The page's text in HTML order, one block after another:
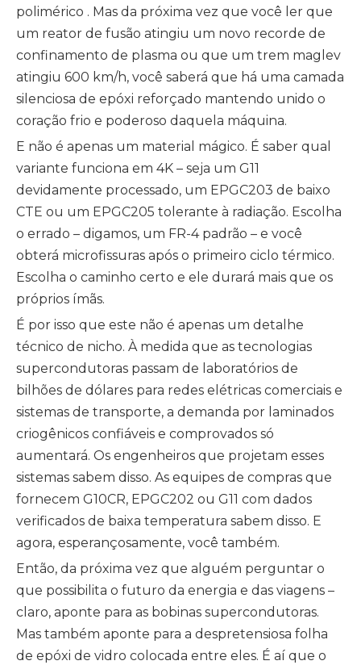
polimérico . Mas da próxima vez que você ler que
um reator de fusão atingiu um novo recorde de
confinamento de plasma ou que um trem maglev
atingiu 600 km/h, você saberá que há uma camada
silenciosa de epóxi reforçado mantendo unido o
coração frio e poderoso daquela máquina.
E não é apenas um material mágico. É saber qual
variante funciona em 4K – seja um G11
devidamente processado, um EPGC203 de baixo
CTE ou um EPGC205 tolerante à radiação. Escolha
o errado – digamos, um FR-4 padrão – e você
obterá microfissuras após o primeiro ciclo térmico.
Escolha o caminho certo e ele durará mais que os
próprios ímãs.
É por isso que este não é apenas um detalhe
técnico de nicho. À medida que as tecnologias
supercondutoras passam de laboratórios de
bilhões de dólares para redes elétricas comerciais e
sistemas de transporte, a demanda por laminados
criogênicos confiáveis ​​e comprovados só
aumentará. Os engenheiros que projetam esses
sistemas sabem disso. As equipes de compras que
fornecem G10CR, EPGC202 ou G11 com dados
verificados de baixa temperatura sabem disso. E
agora, esperançosamente, você também.
Então, da próxima vez que alguém perguntar o
que possibilita o futuro da energia e das viagens –
claro, aponte para as bobinas supercondutoras.
Mas também aponte para a despretensiosa folha
de epóxi de vidro colocada entre eles. É aí que o